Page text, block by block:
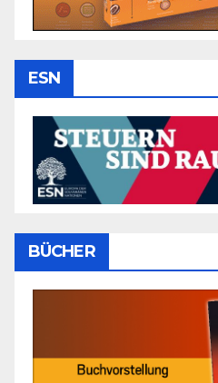
ESN
BÜCHER